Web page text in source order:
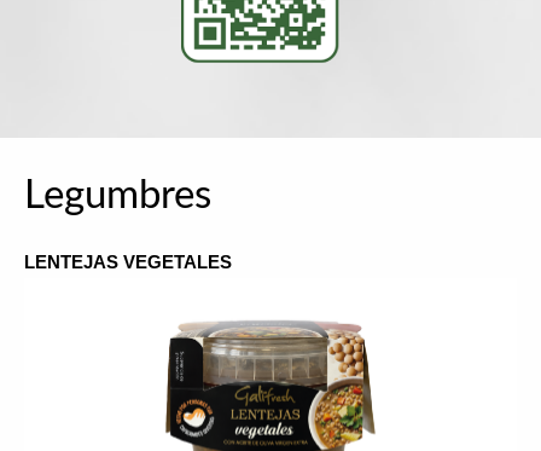
Legumbres
LENTEJAS VEGETALES